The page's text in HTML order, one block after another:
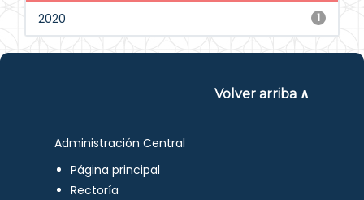
1
2020
Volver arriba ∧
Administración Central
Página principal
Rectoría